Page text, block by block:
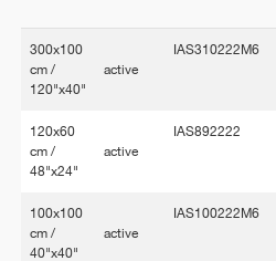
300x100
cm /
120"x40"
active
IAS310222M6
120x60
cm /
48"x24"
active
IAS892222
100x100
cm /
40"x40"
active
IAS100222M6